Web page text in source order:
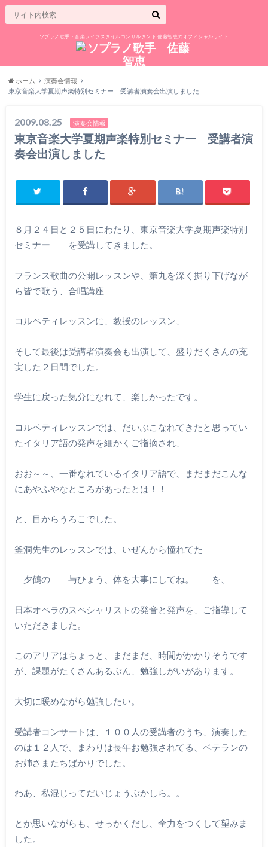
ソプラノ歌手・音楽ライフスタイルコンサルタント 佐藤智恵のオフィシャルサイト
ホーム
演奏会情報
東京音楽大学夏期声楽特別セミナー 受講者演奏会出演しました
2009.08.25 演奏会情報
東京音楽大学夏期声楽特別セミナー 受講者演
奏会出演しました
８月２４日と２５日にわたり、東京音楽大学夏期声楽特別
セミナー を受講してきました。
フランス歌曲の公開レッスンや、第九を深く掘り下げなが
ら皆で歌う、合唱講座
コルペティレッスンに、教授のレッスン、
そして最後は受講者演奏会も出演して、盛りだくさんの充
実した２日間でした。
学生に戻った気分になれて、楽しかったです。
コルペティレッスンでは、だいぶこなれてきたと思ってい
たイタリア語の発声を細かくご指摘され、
おお～～、一番なれているイタリア語で、まだまだこんな
にあやふやなところがあったとは！！
と、目からうろこでした。
釜洞先生のレッスンでは、いぜんから憧れてた
夕鶴の 与ひょう、体を大事にしてね。 を、
日本オペラのスペシャリストの発音と発声を、ご指導して
いただきました。
このアリアはちょっと、まだまだ、時間がかかりそうです
が、課題がたくさんあるぶん、勉強しがいがあります。
大切に暖めながら勉強したい。
受講者コンサートは、１００人の受講者のうち、演奏した
のは１２人で、まわりは長年お勉強されてる、ベテランの
お姉さまたちばかりでした。
わあ、私混じってだいじょうぶかしら。。
とか思いながらも、せっかくだし、全力をつくして望みま
した。